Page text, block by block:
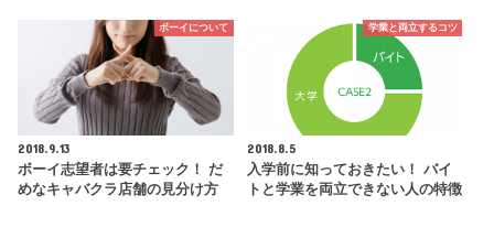
ボーイについて
2018.9.13
ボーイ志望者は要チェック！ だ
めなキャバクラ店舗の見分け方
学業と両立するコツ
2018.8.5
入学前に知っておきたい！ バイ
トと学業を両立できない人の特徴